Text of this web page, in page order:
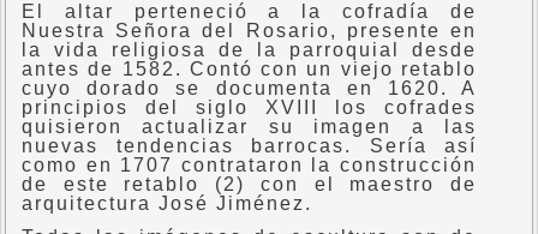
El altar perteneció a la cofradía de
Nuestra Señora del Rosario, presente en
la vida religiosa de la parroquial desde
antes de 1582. Contó con un viejo retablo
cuyo dorado se documenta en 1620. A
principios del siglo XVIII los cofrades
quisieron actualizar su imagen a las
nuevas tendencias barrocas. Sería así
como en 1707 contrataron la construcción
de este retablo (2) con el maestro de
arquitectura José Jiménez.